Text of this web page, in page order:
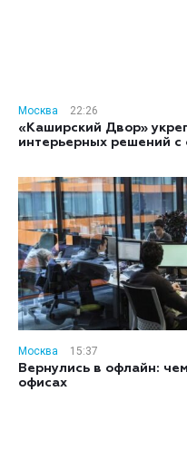
Москва
22:26
«Каширский Двор»
интерьерных решений
Москва
15:37
Вернулись в офлайн:
офисах